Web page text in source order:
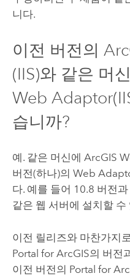
니다.
이전 버전의
(IIS)와 같은 머
Web
습니까?
예. 같은 머신에 ArcGIS
버전(하나)의 Web
다. 예를 들어 10.8 버전과
같은 웹 서버에 설치할 수
이전 릴리즈와 마찬가지
Portal for ArcGIS의 버전
이전 버전의 Portal for